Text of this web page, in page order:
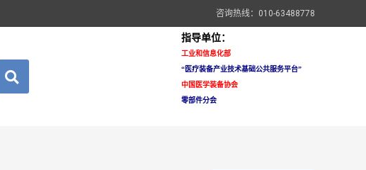
咨询热线：010-63488778
指导单位：
工业和信息化部
“医疗装备产业技术基础公共服务平台”
中国医学装备协会
零部件分会